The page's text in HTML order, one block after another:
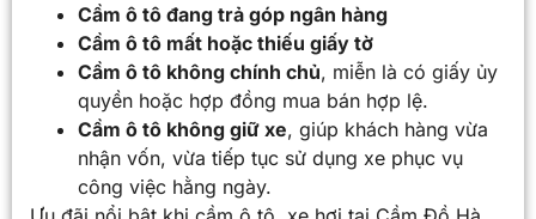
Cầm ô tô đang trả góp ngân hàng
Cầm ô tô mất hoặc thiếu giấy tờ
Cầm ô tô không chính chủ, miễn là có giấy ủy
quyền hoặc hợp đồng mua bán hợp lệ.
Cầm ô tô không giữ xe, giúp khách hàng vừa
nhận vốn, vừa tiếp tục sử dụng xe phục vụ
công việc hằng ngày.